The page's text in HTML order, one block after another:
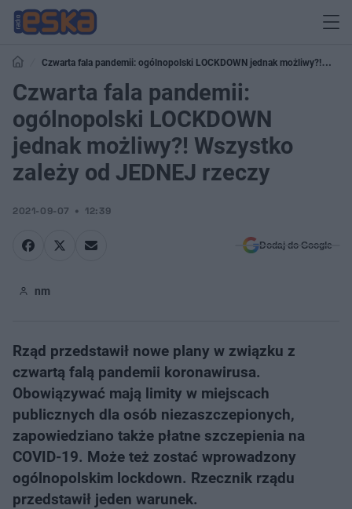
Czwarta fala pandemii: ogólnopolski LOCKDOWN jednak możliwy?!
Wszystko zależy od JEDNEJ rzeczy
Czwarta fala pandemii:
ogólnopolski LOCKDOWN
jednak możliwy?! Wszystko
zależy od JEDNEJ rzeczy
2021-09-07 12:39
Dodaj do Google
nm
Rząd przedstawił nowe plany w związku z
czwartą falą pandemii koronawirusa.
Obowiązywać mają limity w miejscach
publicznych dla osób niezaszczepionych,
zapowiedziano także płatne szczepienia na
COVID-19. Może też zostać wprowadzony
ogólnopolskim lockdown. Rzecznik rządu
przedstawił jeden warunek.